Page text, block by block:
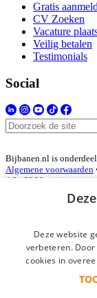
Gratis
CV Zoeken
Vacature
Veilig betalen
Testimonials
Social
Bijbanen.nl is
Algemene voorwaarden
4.3 - 3366 reviews
Inloggen als
*
Deze website
verbeteren.
cookies in